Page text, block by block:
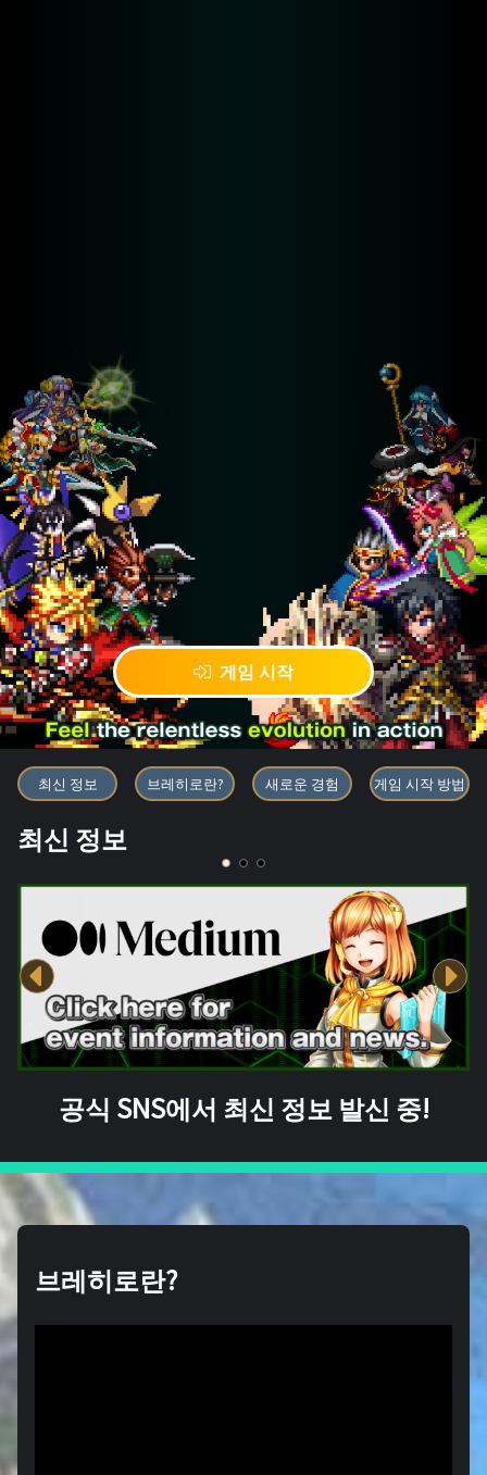
게임 시작
블록체인 게임 「BRAVE
최신 정보 브레히로란? 새로운 경험 게임 시작 방법
최신 정보
공식 SNS에서 최신 정보 발신 중!
브레히로란?